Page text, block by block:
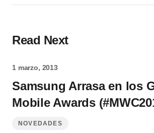
Read Next
1 marzo, 2013
Samsung Arrasa en los
Mobile Awards
NOVEDADES